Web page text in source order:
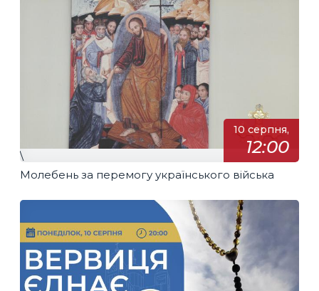
10 серпня,
12:00
\
Молебень за перемогу українського війська